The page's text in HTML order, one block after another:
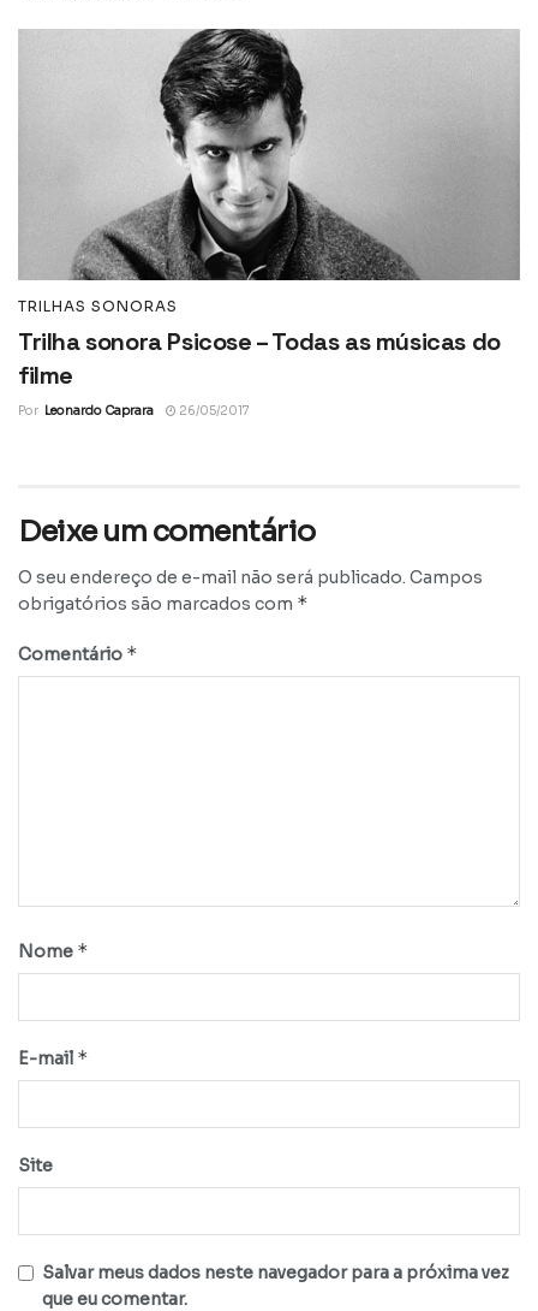
TRILHAS SONORAS
Trilha sonora Psicose – Todas as músicas do
filme
Por Leonardo Caprara 26/05/2017
Deixe um comentário
O seu endereço de e-mail não será publicado. Campos
obrigatórios são marcados com *
Comentário *
Nome *
E-mail *
Site
Salvar meus dados neste navegador para a próxima vez
que eu comentar.